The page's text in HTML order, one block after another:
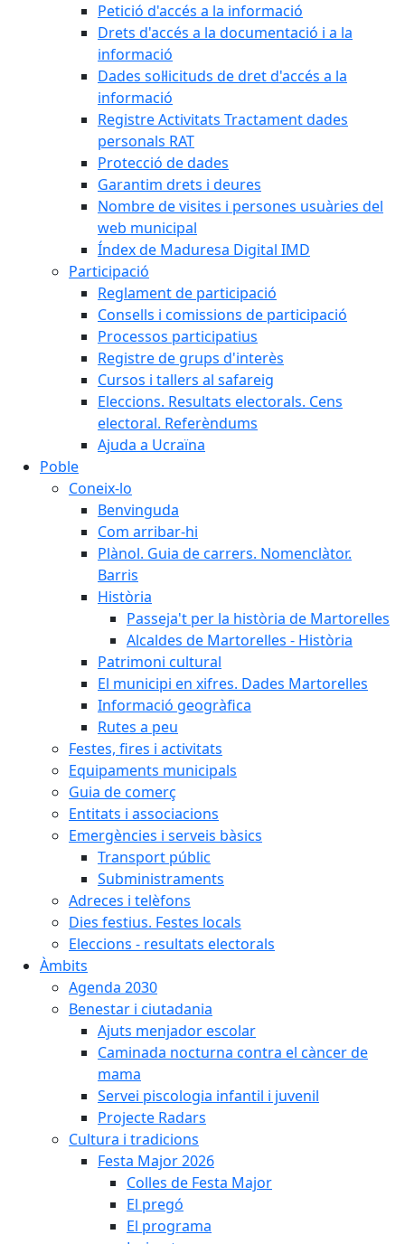
Petició d'accés a la informació
Drets d'accés a la documentació i a la
informació
Dades sol·licituds de dret d'accés a la
informació
Registre Activitats Tractament dades
personals RAT
Protecció de dades
Garantim drets i deures
Nombre de visites i persones usuàries del
web municipal
Índex de Maduresa Digital IMD
Participació
Reglament de participació
Consells i comissions de participació
Processos participatius
Registre de grups d'interès
Cursos i tallers al safareig
Eleccions. Resultats electorals. Cens
electoral. Referèndums
Ajuda a Ucraïna
Poble
Coneix-lo
Benvinguda
Com arribar-hi
Plànol. Guia de carrers. Nomenclàtor.
Barris
Història
Passeja't per la història de Martorelles
Alcaldes de Martorelles - Història
Patrimoni cultural
El municipi en xifres. Dades Martorelles
Informació geogràfica
Rutes a peu
Festes, fires i activitats
Equipaments municipals
Guia de comerç
Entitats i associacions
Emergències i serveis bàsics
Transport públic
Subministraments
Adreces i telèfons
Dies festius. Festes locals
Eleccions - resultats electorals
Àmbits
Agenda 2030
Benestar i ciutadania
Ajuts menjador escolar
Caminada nocturna contra el càncer de
mama
Servei piscologia infantil i juvenil
Projecte Radars
Cultura i tradicions
Festa Major 2026
Colles de Festa Major
El pregó
El programa